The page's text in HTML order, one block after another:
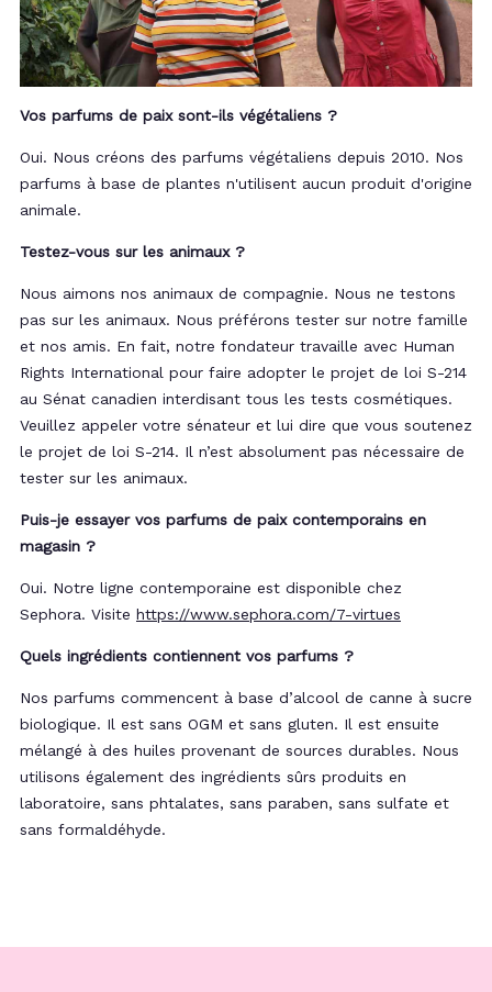
Vos parfums de paix sont-ils végétaliens ?
Oui. Nous créons des parfums végétaliens depuis 2010. Nos
parfums à base de plantes n'utilisent aucun produit d'origine
animale.
Testez-vous sur les animaux ?
Nous aimons nos animaux de compagnie. Nous ne testons
pas sur les animaux. Nous préférons tester sur notre famille
et nos amis. En fait, notre fondateur travaille avec Human
Rights International pour faire adopter le projet de loi S-214
au Sénat canadien interdisant tous les tests cosmétiques.
Veuillez appeler votre sénateur et lui dire que vous soutenez
le projet de loi S-214. Il n’est absolument pas nécessaire de
tester sur les animaux.
Puis-je essayer vos parfums de paix contemporains en
magasin ?
Oui. Notre ligne contemporaine est disponible chez
Sephora. Visite https://www.sephora.com/7-virtues
Quels ingrédients contiennent vos parfums ?
Nos parfums commencent à base d’alcool de canne à sucre
biologique. Il est sans OGM et sans gluten. Il est ensuite
mélangé à des huiles provenant de sources durables. Nous
utilisons également des ingrédients sûrs produits en
laboratoire, sans phtalates, sans paraben, sans sulfate et
sans formaldéhyde.